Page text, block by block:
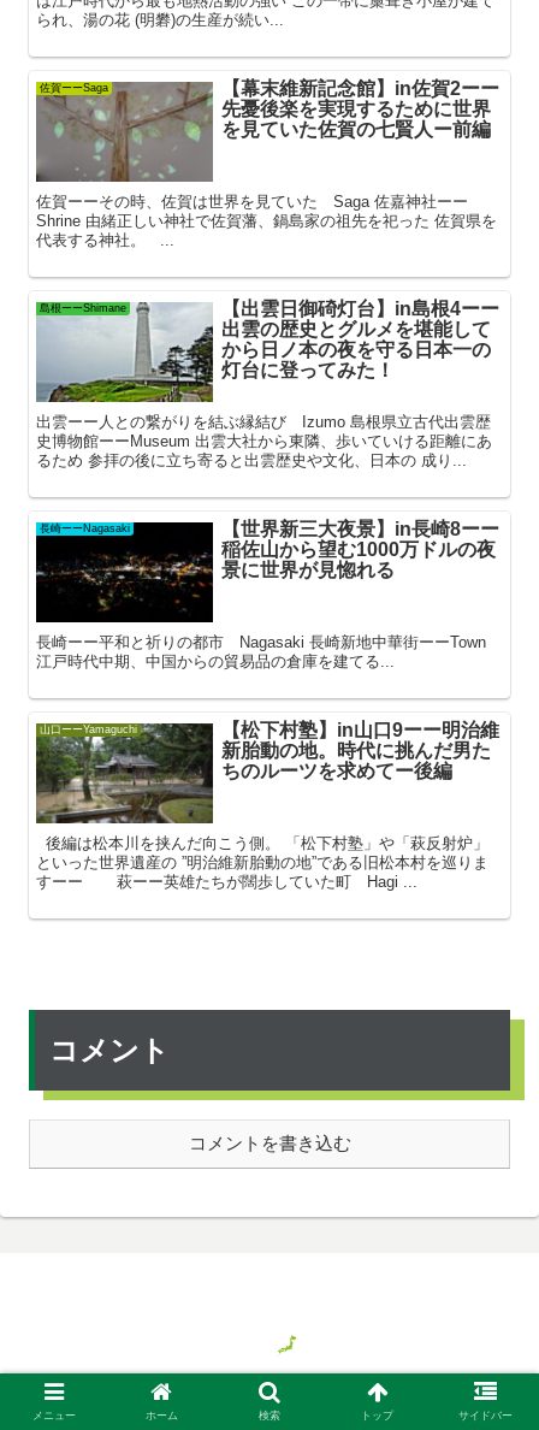
られ、湯の花 (明礬)の生産が続い...
佐賀ーーSaga
【幕末維新記念館】in佐賀2ーー
先憂後楽を実現するために世界
を見ていた佐賀の七賢人ー前編
佐賀ーーその時、佐賀は世界を見ていた Saga 佐嘉神社ーー
Shrine 由緒正しい神社で佐賀藩、鍋島家の祖先を祀った 佐賀県を
代表する神社。 ...
島根ーーShimane
【出雲日御碕灯台】in島根4ーー
出雲の歴史とグルメを堪能して
から日ノ本の夜を守る日本一の
灯台に登ってみた！
出雲ーー人との繋がりを結ぶ縁結び Izumo 島根県立古代出雲歴
史博物館ーーMuseum 出雲大社から東隣、歩いていける距離にあ
るため 参拝の後に立ち寄ると出雲歴史や文化、日本の 成り...
長崎ーーNagasaki
【世界新三大夜景】in長崎8ーー
稲佐山から望む1000万ドルの夜
景に世界が見惚れる
長崎ーー平和と祈りの都市 Nagasaki 長崎新地中華街ーーTown
江戸時代中期、中国からの貿易品の倉庫を建てる...
山口ーーYamaguchi
【松下村塾】in山口9ーー明治維
新胎動の地。時代に挑んだ男た
ちのルーツを求めてー後編
後編は松本川を挟んだ向こう側。 「松下村塾」や「萩反射炉」
といった世界遺産の ”明治維新胎動の地”である旧松本村を巡りま
すーー 萩ーー英雄たちが闊歩していた町 Hagi ...
コメント
コメントを書き込む
© 2018 気ままに旅する日本、時々バイト.
メニュー ホーム 検索 トップ サイドバー